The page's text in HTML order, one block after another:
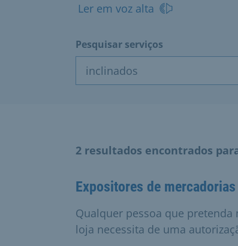
Ler em voz alta
Pesquisar serviços
2 resultados encontrados
Expositores de
Qualquer pessoa que
loja necessita de uma